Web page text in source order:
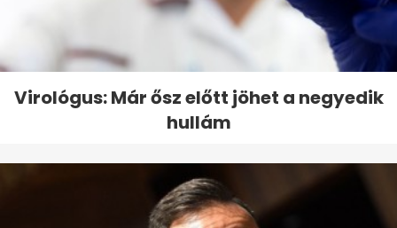
Virológus: Már ősz előtt jöhet a negyedik
hullám